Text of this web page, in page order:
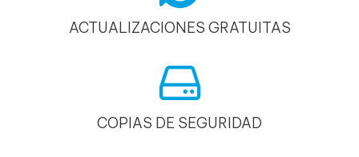
ACTUALIZACIONES GRATUITAS
COPIAS DE SEGURIDAD